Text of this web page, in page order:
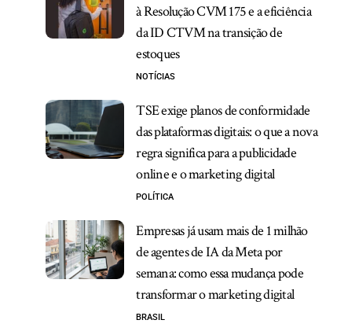
à Resolução CVM 175 e a eficiência
da ID CTVM na transição de
estoques
NOTÍCIAS
TSE exige planos de conformidade
das plataformas digitais: o que a nova
regra significa para a publicidade
online e o marketing digital
POLÍTICA
Empresas já usam mais de 1 milhão
de agentes de IA da Meta por
semana: como essa mudança pode
transformar o marketing digital
BRASIL